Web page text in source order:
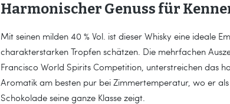
Harmonischer Genuss für
Mit seinen milden 40 % Vol. ist dieser Whisky eine ideale
charakterstarken Tropfen schätzen. Die mehrfachen
Francisco World Spirits Competition, unterstreichen das
Aromatik am besten pur bei Zimmertemperatur, wo er
Schokolade seine ganze Klasse zeigt.